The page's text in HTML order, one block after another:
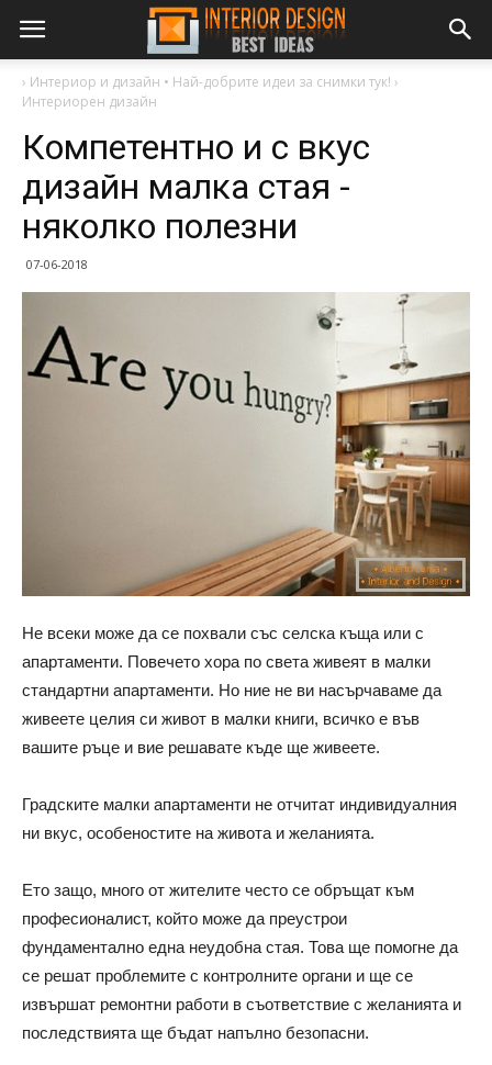
› Интериор и дизайн • Най-добрите идеи за снимки тук! ›
Интериорен дизайн
Компетентно и с вкус
дизайн малка стая -
няколко полезни
07-06-2018
Не всеки може да се похвали със селска къща или с
апартаменти. Повечето хора по света живеят в малки
стандартни апартаменти. Но ние не ви насърчаваме да
живеете целия си живот в малки книги, всичко е във
вашите ръце и вие решавате къде ще живеете.
Градските малки апартаменти не отчитат индивидуалния
ни вкус, особеностите на живота и желанията.
Ето защо, много от жителите често се обръщат към
професионалист, който може да преустрои
фундаментално една неудобна стая. Това ще помогне да
се решат проблемите с контролните органи и ще се
извършат ремонтни работи в съответствие с желанията и
последствията ще бъдат напълно безопасни.